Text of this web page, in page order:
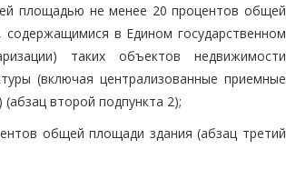
площадью не менее 20 процентов общей
в Едином государственном
таких объектов недвижимости
(включая централизованные приемные
второй подпункта 2);
общей площади здания (абзац третий